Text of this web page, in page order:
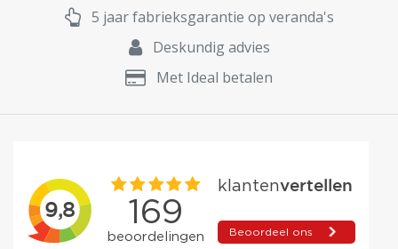
5 jaar fabrieksgarantie op veranda's
Deskundig advies
Met Ideal betalen